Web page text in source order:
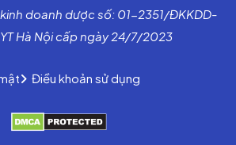
doanh dược số: 01-2351/ĐKKDD-
Hà Nội cấp ngày 24/7/2023
Điều khoản sử dụng